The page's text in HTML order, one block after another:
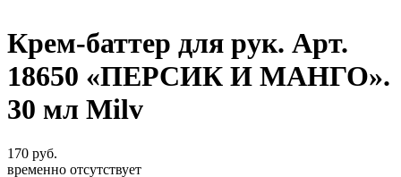
Крем-баттер для рук. Арт.
18650 «ПЕРСИК И МАНГО».
30 мл Milv
170 руб.
временно отсутствует